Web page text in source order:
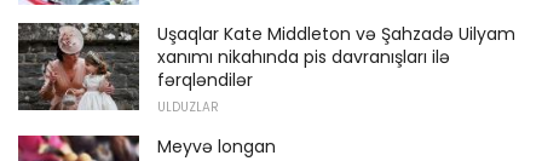
Uşaqlar Kate Middleton və Şahzadə Uilyam
xanımı nikahında pis davranışları ilə
fərqləndilər
ULDUZLAR
Meyvə longan